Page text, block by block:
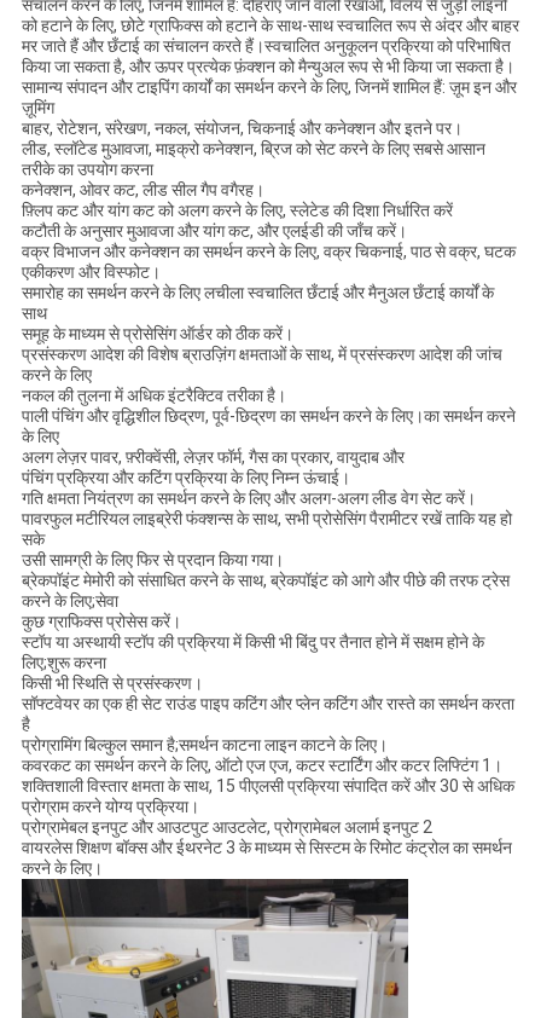
संचालन करने के लिए, जिनमें शामिल हैं: दोहराए जाने वाली रेखाओं, विलय से जुड़ी लाइनों
को हटाने के लिए, छोटे ग्राफिक्स को हटाने के साथ-साथ स्वचालित रूप से अंदर और बाहर
मर जाते हैं और छँटाई का संचालन करते हैं।स्वचालित अनुकूलन प्रक्रिया को परिभाषित
किया जा सकता है, और ऊपर प्रत्येक फ़ंक्शन को मैन्युअल रूप से भी किया जा सकता है।
सामान्य संपादन और टाइपिंग कार्यों का समर्थन करने के लिए, जिनमें शामिल हैं: ज़ूम इन और
ज़ूमिंग
बाहर, रोटेशन, संरेखण, नकल, संयोजन, चिकनाई और कनेक्शन और इतने पर।
लीड, स्लॉटेड मुआवजा, माइक्रो कनेक्शन, ब्रिज को सेट करने के लिए सबसे आसान
तरीके का उपयोग करना
कनेक्शन, ओवर कट, लीड सील गैप वगैरह।
फ़्लिप कट और यांग कट को अलग करने के लिए, स्लेटेड की दिशा निर्धारित करें
कटौती के अनुसार मुआवजा और यांग कट, और एलईडी की जाँच करें।
वक्र विभाजन और कनेक्शन का समर्थन करने के लिए, वक्र चिकनाई, पाठ से वक्र, घटक
एकीकरण और विस्फोट।
समारोह का समर्थन करने के लिए लचीला स्वचालित छँटाई और मैनुअल छँटाई कार्यों के
साथ
समूह के माध्यम से प्रोसेसिंग ऑर्डर को ठीक करें।
प्रसंस्करण आदेश की विशेष ब्राउज़िंग क्षमताओं के साथ, में प्रसंस्करण आदेश की जांच
करने के लिए
नकल की तुलना में अधिक इंटरैक्टिव तरीका है।
पाली पंचिंग और वृद्धिशील छिद्रण, पूर्व-छिद्रण का समर्थन करने के लिए।का समर्थन करने
के लिए
अलग लेज़र पावर, फ़्रीक्वेंसी, लेज़र फॉर्म, गैस का प्रकार, वायुदाब और
पंचिंग प्रक्रिया और कटिंग प्रक्रिया के लिए निम्न ऊंचाई।
गति क्षमता नियंत्रण का समर्थन करने के लिए और अलग-अलग लीड वेग सेट करें।
पावरफुल मटीरियल लाइब्रेरी फंक्शन्स के साथ, सभी प्रोसेसिंग पैरामीटर रखें ताकि यह हो
सके
उसी सामग्री के लिए फिर से प्रदान किया गया।
ब्रेकपॉइंट मेमोरी को संसाधित करने के साथ, ब्रेकपॉइंट को आगे और पीछे की तरफ ट्रेस
करने के लिए;सेवा
कुछ ग्राफिक्स प्रोसेस करें।
स्टॉप या अस्थायी स्टॉप की प्रक्रिया में किसी भी बिंदु पर तैनात होने में सक्षम होने के
लिए;शुरू करना
किसी भी स्थिति से प्रसंस्करण।
सॉफ्टवेयर का एक ही सेट राउंड पाइप कटिंग और प्लेन कटिंग और रास्ते का समर्थन करता
है
प्रोग्रामिंग बिल्कुल समान है;समर्थन काटना लाइन काटने के लिए।
कवरकट का समर्थन करने के लिए, ऑटो एज एज, कटर स्टार्टिंग और कटर लिफ्टिंग 1।
शक्तिशाली विस्तार क्षमता के साथ, 15 पीएलसी प्रक्रिया संपादित करें और 30 से अधिक
प्रोग्राम करने योग्य प्रक्रिया।
प्रोग्रामेबल इनपुट और आउटपुट आउटलेट, प्रोग्रामेबल अलार्म इनपुट 2
वायरलेस शिक्षण बॉक्स और ईथरनेट 3 के माध्यम से सिस्टम के रिमोट कंट्रोल का समर्थन
करने के लिए।